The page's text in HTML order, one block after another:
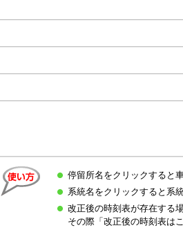
停留所名をクリックすると
系統名をクリックすると系
改正後の時刻表が存在する
その際「改正後の時刻表は